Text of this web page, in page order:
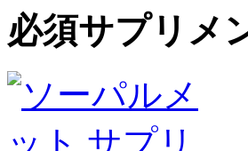
必須サプリメ